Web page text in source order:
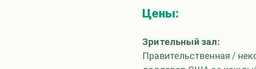
Цены:
Зрительный зал:
Правительственная /